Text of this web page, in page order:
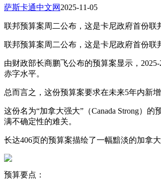
萨斯卡通中文网 2025-11-05
联邦预算案周二公布，这是卡尼政府首份
联邦预算案周二公布，这是卡尼政府首份联
由财政部长商鹏飞公布的预算案显示，
赤字水平。
总而言之，这份预算案要求在未来5年内新
这份名为“加拿大强大”（Canada Strong）
满不确定性的难关。
长达406页的预算案描绘了一幅黯淡的加拿
预算要点：